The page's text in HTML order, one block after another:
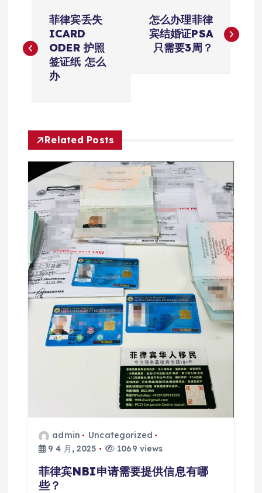
章
菲律宾丢失
ICARD
ODER 护照
签证纸 怎么
办
怎么办理菲律
宾结婚证PSA
只需要3周？
Related Posts
admin
Uncategorized
9 4 月, 2025
1069 views
菲律宾NBI申请需要提供信息有哪
些？